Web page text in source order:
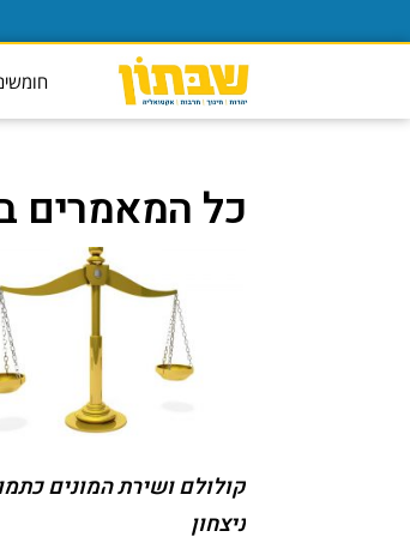
כל המאמרים
קולולם ושירת המונים
ניצחון